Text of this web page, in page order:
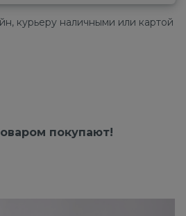
курьеру наличными или картой
покупают!